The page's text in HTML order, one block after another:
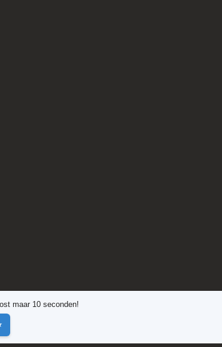
maar 10 seconden!